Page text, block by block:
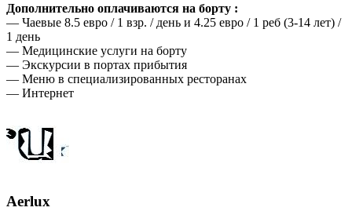
Дополнительно оплачиваются на борту :
— Чаевые 8.5 евро / 1 взр. / день и 4.25 евро / 1 реб (3-14 лет) /
1 день
— Медицинские услуги на борту
— Экскурсии в портах прибытия
— Меню в специализированных ресторанах
— Интернет
Aerlux